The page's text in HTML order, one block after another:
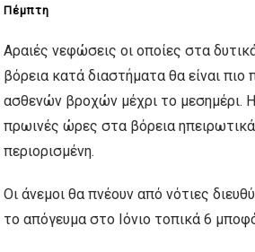
Πέμπτη
Αραιές νεφώσεις οι οποίες στα
βόρεια κατά διαστήματα θα είναι πιο
ασθενών βροχών μέχρι το μεσημέρι.
πρωινές ώρες στα βόρεια ηπειρωτικά
περιορισμένη.
Οι άνεμοι θα πνέουν από νότιες
το απόγευμα στο Ιόνιο τοπικά 6